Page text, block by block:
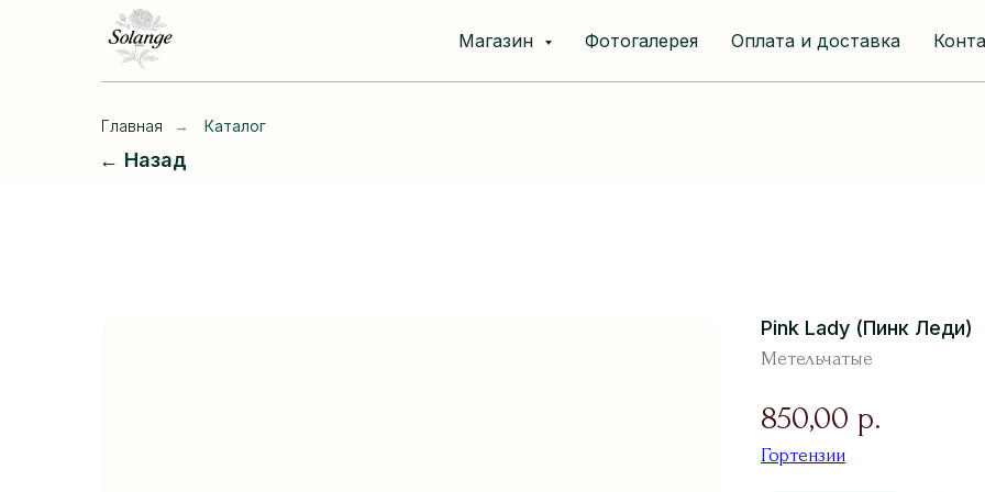
Магазин Фотогалерея Оплата и доставка
Главная → Каталог
← Назад
Pink Lady (Пинк Леди)
Метельчатые
850,00 р.
Гортензии